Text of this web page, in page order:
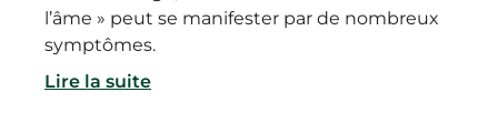
l’âme » peut se manifester par de nombreux
symptômes.
Lire la suite